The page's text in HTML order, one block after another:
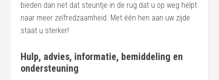
bieden dan net dat steuntje in de rug dat u op weg helpt
naar meer zelfredzaamheid. Met één hen aan uw zijde
staat u sterker!
Hulp, advies, informatie, bemiddeling en
ondersteuning